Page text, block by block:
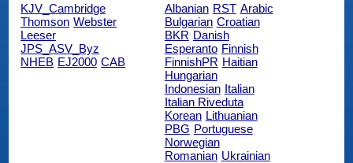
KJV_Cambridge
Thomson Webster
Leeser
JPS_ASV_Byz
NHEB EJ2000 CAB
Albanian RST Arabic
Bulgarian Croatian
BKR Danish
Esperanto Finnish
FinnishPR Haitian
Hungarian
Indonesian Italian
Italian Riveduta
Korean Lithuanian
PBG Portuguese
Norwegian
Romanian Ukrainian